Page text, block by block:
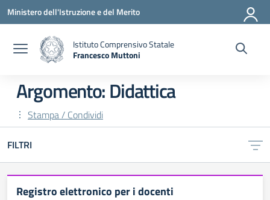
Vai ai contenuti
Vai al menu di navigazione
Vai al footer
Ministero dell'Istruzione e del Merito
Istituto Comprensivo Statale
Francesco Muttoni
Argomento: Didattica
Stampa / Condividi
FILTRI
Registro elettronico per i docenti